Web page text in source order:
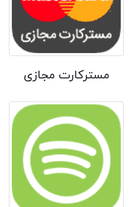
مسترکارت مجازی